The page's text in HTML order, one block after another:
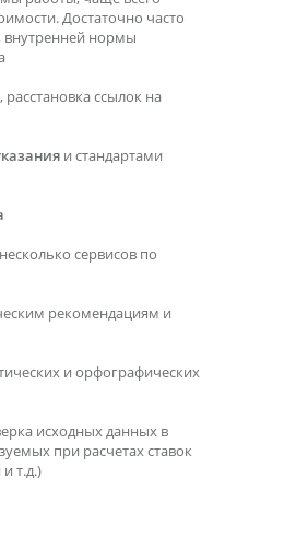
Достаточно часто
внутренней нормы
, расстановка ссылок на
и стандартами
сервисов по
рекомендациям и
и орфографических
исходных данных в
при расчетах ставок
т.д.)